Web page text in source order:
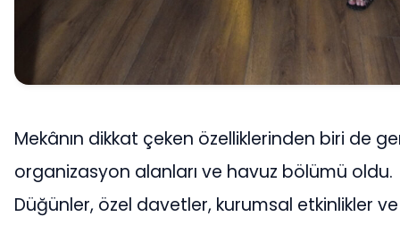
Mekânın dikkat çeken özelliklerinden biri de
organizasyon alanları ve havuz bölümü oldu.
Düğünler, özel davetler, kurumsal etkinlikler